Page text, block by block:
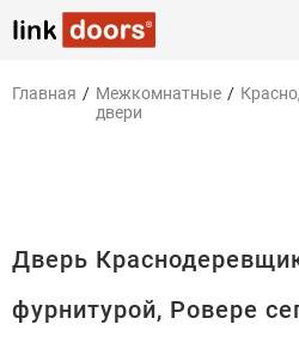
Главная / Межкомнатные
двери
/
Дверь
фурнитурой, Ровере